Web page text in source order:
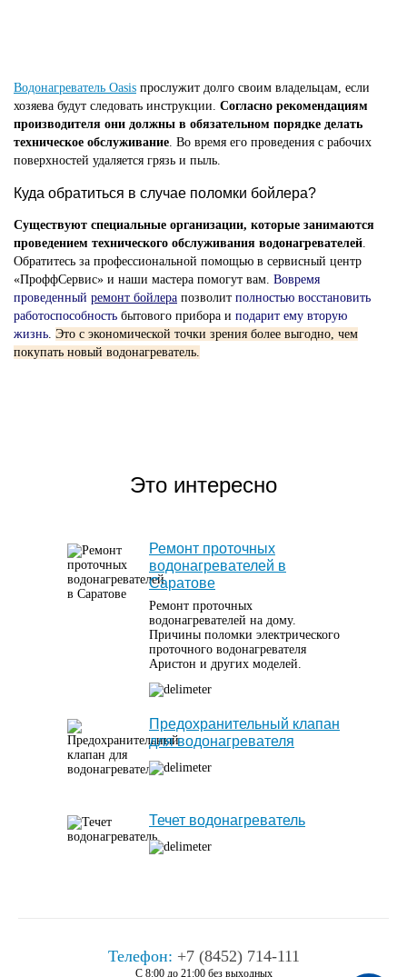
Водонагреватель Oasis прослужит долго своим владельцам, если
хозяева будут следовать инструкции. Согласно рекомендациям
производителя они должны в обязательном порядке делать
техническое обслуживание . Во время его проведения с рабочих
поверхностей удаляется грязь и пыль.
Куда обратиться в случае поломки бойлера?
Существуют специальные организации, которые занимаются
проведением технического обслуживания водонагревателей.
Обратитесь за профессиональной помощью в сервисный центр
«ПроффСервис» и наши мастера помогут вам. Вовремя
проведенный ремонт бойлера позволит полностью восстановить
работоспособность бытового прибора и подарит ему вторую
жизнь. Это с экономической точки зрения более выгодно, чем
покупать новый водонагреватель.
Это интересно
Ремонт проточных
водонагревателей в
Саратове
Ремонт проточных
водонагревателей на дому.
Причины поломки электрического
проточного водонагревателя
Аристон и других моделей.
Предохранительный клапан
для водонагревателя
Течет водонагреватель
Телефон: +7 (8452) 714-111
С 8:00 до 21:00 без выходных